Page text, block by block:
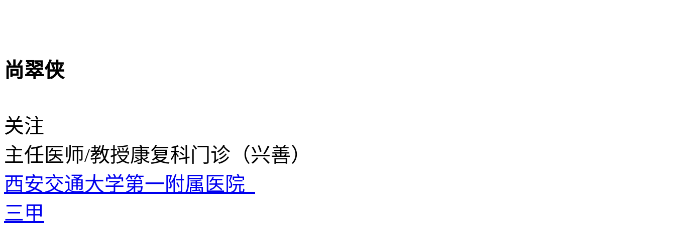
尚翠侠
关注
主任医师/教授康复科门诊（兴善）
西安交通大学第一附属医院
三甲